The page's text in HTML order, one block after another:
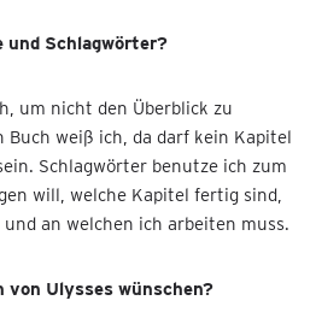
und Schlagwörter?
um nicht den Überblick zu
weiß ich, da darf kein Kapitel
Schlagwörter benutze ich zum
will, welche Kapitel fertig sind,
an welchen ich arbeiten muss.
von Ulysses wünschen?